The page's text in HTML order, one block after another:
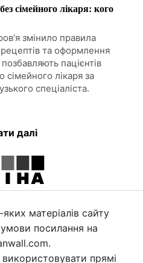
сімейного лікаря: кого
змінило правила
та оформлення
пацієнтів
сімейного лікаря за
спеціаліста.
далі
матеріалів сайту
посилання на
використовувати прямі